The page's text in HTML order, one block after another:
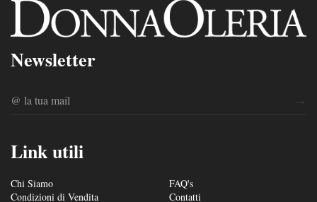
Newsletter
Link utili
Chi Siamo
Condizioni di Vendita
FAQ's
Contatti